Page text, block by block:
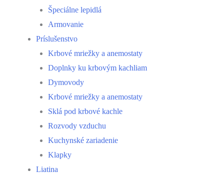
Špeciálne lepidlá
Armovanie
Príslušenstvo
Krbové mriežky a anemostaty
Doplnky ku krbovým kachliam
Dymovody
Krbové mriežky a anemostaty
Sklá pod krbové kachle
Rozvody vzduchu
Kuchynské zariadenie
Klapky
Liatina